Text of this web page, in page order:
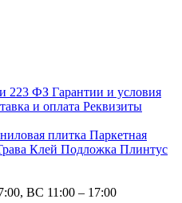
223 ФЗ Гарантии и условия
и оплата Реквизиты
плитка Паркетная
Клей Подложка Плинтус
ВС 11:00 – 17:00